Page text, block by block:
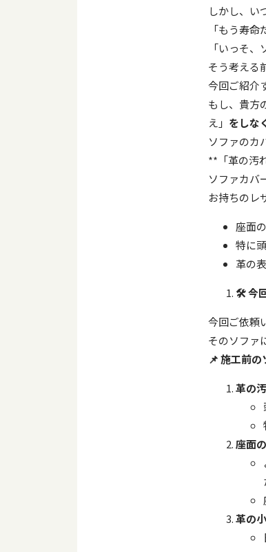
しかし、い
「もう寿
「いっそ
そう考える
今回ご紹介
もし、貴方
え」 をしな
ソファのカ
**「革の汚
ソファカバ
お持ちのレ
座面
特に
革の
🛠️今
今回ご依頼
そのソファ
📌施工前の
革の
座面
革の